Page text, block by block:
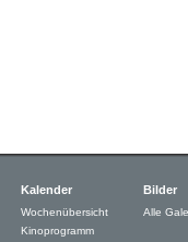
Kalender
Wochenübersicht
Kinoprogramm
Bilder
Alle